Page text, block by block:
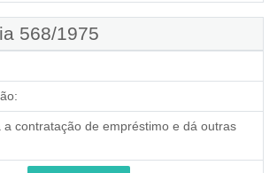
568/1975
a contratação de empréstimo e dá outras